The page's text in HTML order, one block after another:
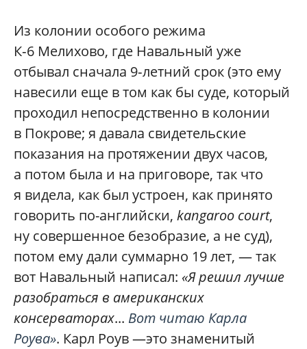
Из колонии особого режима
К‑6 Мелихово, где Навальный уже
отбывал сначала 9‑летний срок (это ему
навесили еще в том как бы суде, который
проходил непосредственно в колонии
в Покрове; я давала свидетельские
показания на протяжении двух часов,
а потом была и на приговоре, так что
я видела, как был устроен, как принято
говорить по-английски, kangaroo court,
ну совершенное безобразие, а не суд),
потом ему дали суммарно 19 лет, — так
вот Навальный написал: «Я решил лучше
разобраться в американских
консерваторах... Вот читаю Карла
Роува». Карл Роув —это знаменитый